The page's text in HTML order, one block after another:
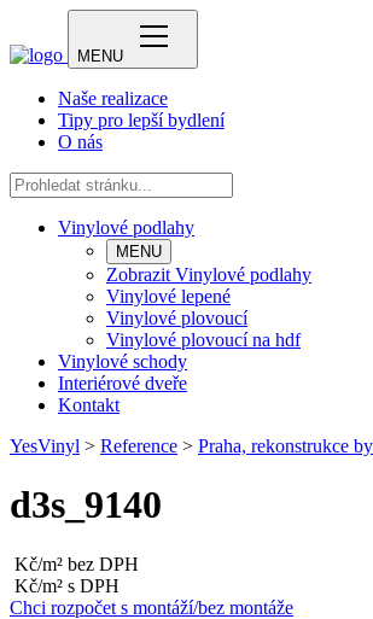
MENU
Naše realizace
Tipy pro lepší bydlení
O nás
Vinylové podlahy
MENU
Zobrazit Vinylové podlahy
Vinylové lepené
Vinylové plovoucí
Vinylové plovoucí na hdf
Vinylové schody
Interiérové dveře
Kontakt
YesVinyl > Reference > Praha, rekonstrukce
d3s_9140
Kč/m² bez DPH
Kč/m² s DPH
Chci rozpočet s montáží/bez montáže